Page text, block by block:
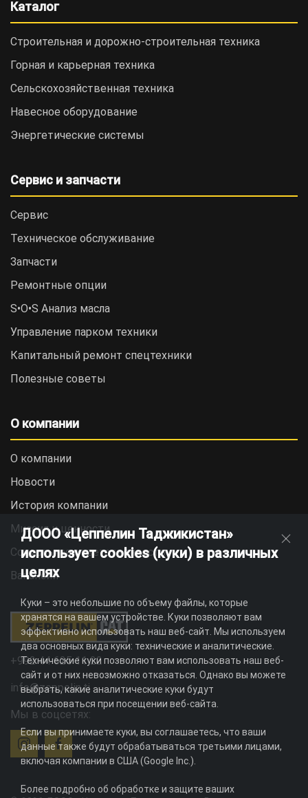
Каталог
Строительная и дорожно-cтроительная техника
Горная и карьерная техника
Сельскохозяйственная техника
Навесное оборудование
Энергетические системы
Сервис и запчасти
Сервис
Техническое обслуживание
Запчасти
Ремонтные опции
S•O•S Анализ масла
Управление парком техники
Капитальный ремонт спецтехники
Полезные советы
О компании
О компании
Новости
История компании
Миссия и ценности
Социальная ответственность
Вакансии
+992 44 625 11 22
info@zeppelin.tj
Мы в соцсетях:
ДООО «Цеппелин Таджикистан»
использует cookies (куки) в различных
целях
Куки – это небольшие по объему файлы, которые
хранятся на вашем устройстве. Куки позволяют вам
эффективно использовать наш веб-сайт. Мы используем
два основных вида куки: технические и аналитические.
Технические куки позволяют вам использовать наш веб-
сайт и от них невозможно отказаться. Однако вы можете
выбрать, какие аналитические куки будут
использоваться при посещении веб-сайта.
Если вы принимаете куки, вы соглашаетесь, что ваши
данные также будут обрабатываться третьими лицами,
включая компании в США (Google Inc.).
Более подробно об обработке и защите ваших